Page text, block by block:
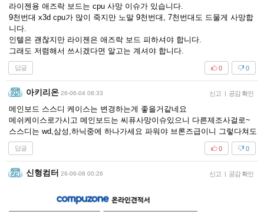
라이젠용 애즈락 보드는 cpu 사망 이슈가 있습니다.
9천번대 x3d cpu가 많이 죽지만 노말 9천번대, 7천번대도 드물게 사망합
니다.
인텔은 괜찮지만 라이젠은 애즈락 보드 피하셔야 합니다.
그래도 저렴해서 쓰시겠다면 알고는 계셔야 합니다.
답글 0
0
아키리온 26-06-04 08:33 신고 | 공감 확인
메인보드 스스디 케이스는 변경하는게 좋을거같네요
메쉬케이스로가시고 메인보드는 씨퓨사망이슈있으니 다른제조사걸로~
스스디는 wd,삼성,하닉중에 하나가세요 파워야 브론즈급이니 그렇다쳐도
답글 0
0
신형컴터 26-06-08 00:26 신고 | 공감 확인